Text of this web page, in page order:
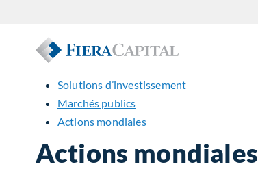
Solutions d’investissement
Marchés publics
Actions mondiales
Actions mondiales